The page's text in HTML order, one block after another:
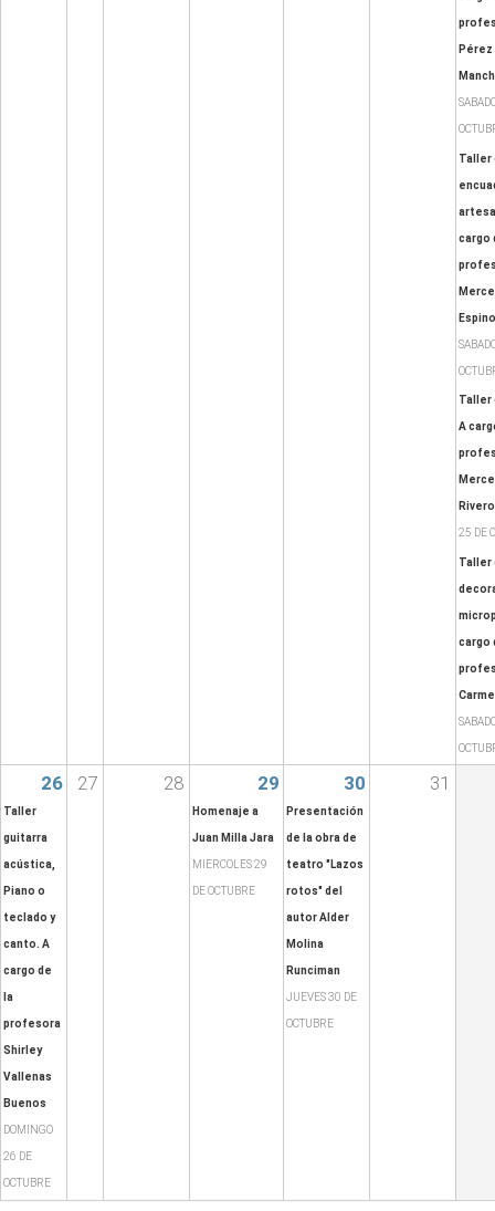
Pérez
Taller
cargo
Taller
A
Rivero
25 DE
Taller
cargo
26 27 28 29 30 31
Taller
guitarra
acústica,
Piano o
teclado y
canto. A
cargo de
la
profesora
Shirley
Vallenas
Buenos
DOMINGO
26 DE
OCTUBRE
Homenaje a
Juan Milla Jara
MIERCOLES 29
DE OCTUBRE
Presentación
de la obra de
teatro "Lazos
rotos" del
autor Alder
Molina
Runciman
JUEVES 30 DE
OCTUBRE